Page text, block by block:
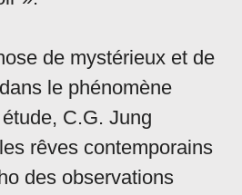
de mystérieux et de
le phénomène
C.G. Jung
rêves contemporains
des observations